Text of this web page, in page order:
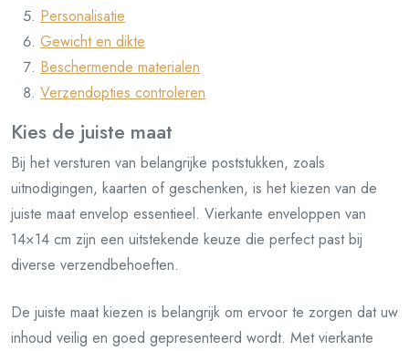
Personalisatie
Gewicht en dikte
Beschermende materialen
Verzendopties controleren
Kies de juiste maat
Bij het versturen van belangrijke poststukken, zoals
uitnodigingen, kaarten of geschenken, is het kiezen van de
juiste maat envelop essentieel. Vierkante enveloppen van
14×14 cm zijn een uitstekende keuze die perfect past bij
diverse verzendbehoeften.
De juiste maat kiezen is belangrijk om ervoor te zorgen dat uw
inhoud veilig en goed gepresenteerd wordt. Met vierkante